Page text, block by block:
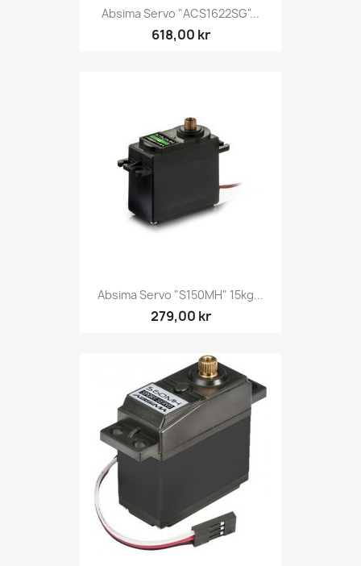
Absima Servo "ACS1622SG"...
618,00 kr
Absima Servo "S150MH" 15kg...
279,00 kr